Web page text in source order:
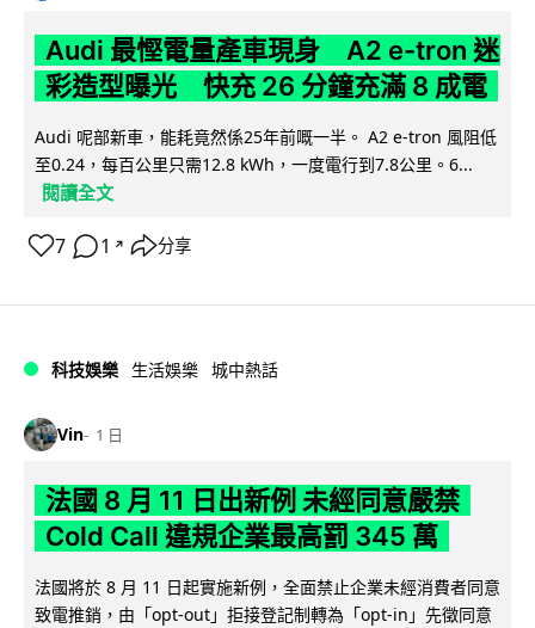
Audi 最慳電量產車現身 A2 e-tron 迷
彩造型曝光 快充 26 分鐘充滿 8 成電
Audi 呢部新車，能耗竟然係25年前嘅一半。 A2 e-tron 風阻低
至0.24，每百公里只需12.8 kWh，一度電行到7.8公里。6...
閱讀全文
7 1 ↗ 分享
科技娛樂 生活娛樂 城中熱話
Vin 1 日
法國 8 月 11 日出新例 未經同意嚴禁
Cold Call 違規企業最高罰 345 萬
法國將於 8 月 11 日起實施新例，全面禁止企業未經消費者同意
致電推銷，由「opt-out」拒接登記制轉為「opt-in」先徵同意